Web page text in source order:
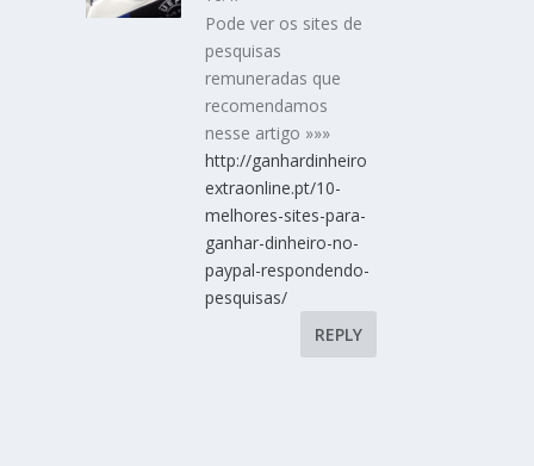
Pode ver os sites de
pesquisas
remuneradas que
recomendamos
nesse artigo »»»
http://ganhardinheiro
extraonline.pt/10-
melhores-sites-para-
ganhar-dinheiro-no-
paypal-respondendo-
pesquisas/
REPLY